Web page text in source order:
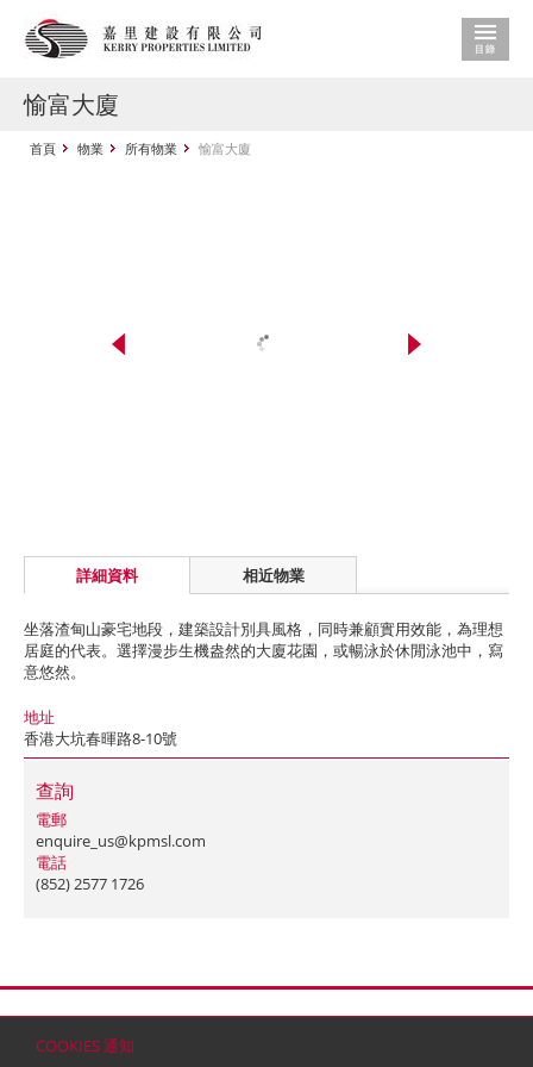
COOKIES 通知
愉富大廈
首頁 物業 所有物業 愉富大廈
詳細資料 相近物業
坐落渣甸山豪宅地段，建築設計別具風格，同時兼顧實用效能，為理想
居庭的代表。選擇漫步生機盎然的大廈花園，或暢泳於休閒泳池中，寫
意悠然。
地址
香港大坑春暉路8-10號
查詢
電郵
enquire_us@kpmsl.com
電話
(852) 2577 1726
© 2026 嘉里建設有限公司 (於百慕達註冊成立之有限公司)